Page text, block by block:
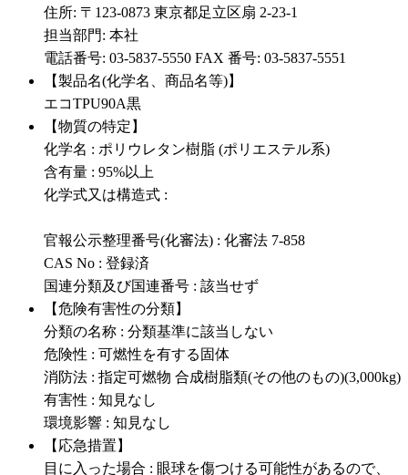
住所: 〒123-0873 東京都足立区扇 2-23-1
担当部門: 本社
電話番号: 03-5837-5550 FAX 番号: 03-5837-5551
【製品名(化学名、商品名等)】
エコTPU90A黒
【物質の特定】
化学名 : ポリウレタン樹脂 (ポリエステル系)
含有量 : 95%以上
化学式又は構造式 :
官報公示整理番号(化審法) : 化審法 7-858
CAS No : 登録済
国連分類及び国連番号 : 該当せず
【危険有害性の分類】
分類の名称 : 分類基準に該当しない
危険性 : 可燃性を有する固体
消防法 : 指定可燃物 合成樹脂類(その他のもの)(3,000kg)
有害性 : 知見なし
環境影響 : 知見なし
【応急措置】
目に入った場合 : 眼球を傷つける可能性があるので、